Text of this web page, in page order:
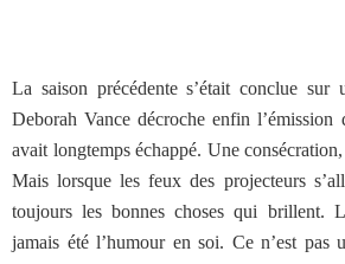
La saison précédente s’était conclue sur
Deborah Vance décroche enfin
avait longtemps échappé. Une
Mais lorsque les feux des projecteurs
toujours les bonnes choses qui brillent.
jamais été l’humour en soi. Ce n’est pas